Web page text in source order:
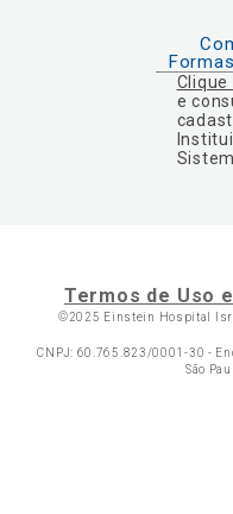
Clique
e
Termos de Uso
©2025 Einstein Hospital
CNPJ: 60.765.823/0001-30 -
São